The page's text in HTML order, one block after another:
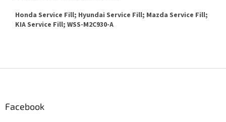
Honda Service Fill; Hyundai Service Fill; Mazda Service Fill;
KIA Service Fill; WSS-M2C930-A
Facebook